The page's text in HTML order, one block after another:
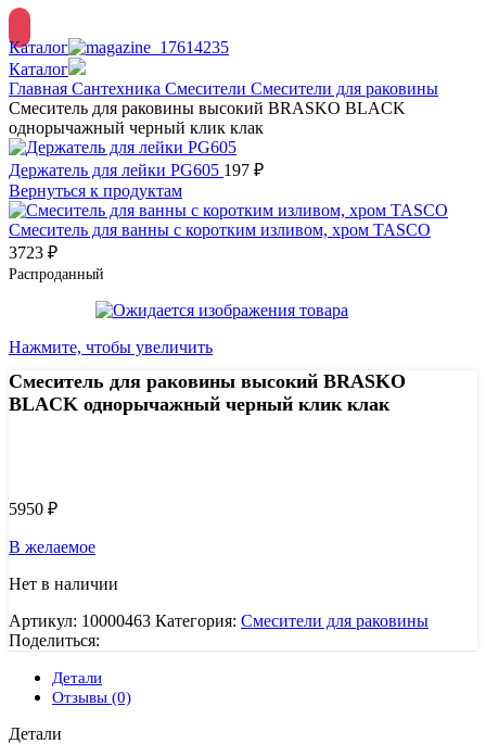
Каталог
Каталог
Главная Сантехника Смесители Смесители для раковины
Смеситель для раковины высокий BRASKO BLACK
однорычажный черный клик клак
Держатель для лейки PG605 197 ₽
Вернуться к продуктам
Смеситель для ванны с коротким изливом, хром TASCO
3723 ₽
Распроданный
Нажмите, чтобы увеличить
Смеситель для раковины высокий BRASKO
BLACK однорычажный черный клик клак
5950 ₽
В желаемое
Нет в наличии
Артикул: 10000463 Категория: Смесители для раковины
Поделиться:
Детали
Отзывы (0)
Детали